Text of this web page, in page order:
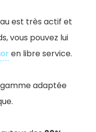
est très actif et
vous pouvez lui
en libre service.
adaptée